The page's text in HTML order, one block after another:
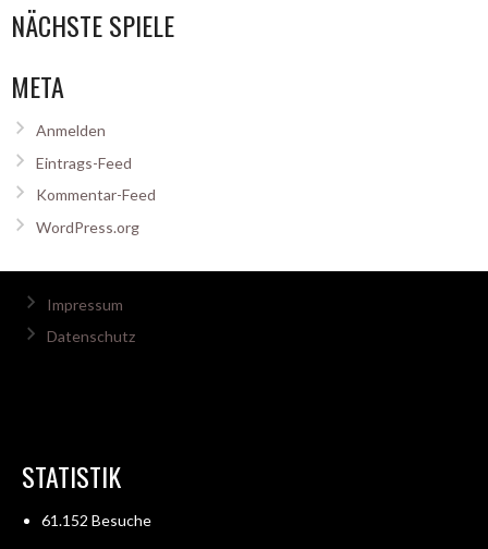
NÄCHSTE SPIELE
META
Anmelden
Eintrags-Feed
Kommentar-Feed
WordPress.org
Impressum
Datenschutz
STATISTIK
61.152 Besuche